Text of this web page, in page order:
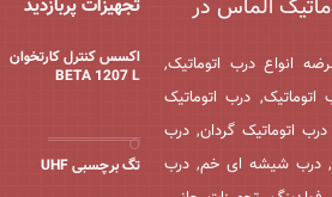
الماس در
انواع درب اتوماتیک,
اتوماتیک, درب اتوماتیک
اتوماتیک گردان, درب
درب شیشه ای خم, درب
تجهیزات پربازدید
اکسس کنترل کارتخوان
BETA 1207 L
تگ برچسبی UHF